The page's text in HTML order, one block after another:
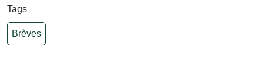
Tags
Brèves